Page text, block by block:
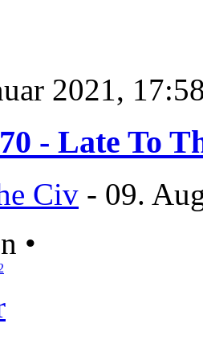
2021,
- Late To
Civ - 09.
•